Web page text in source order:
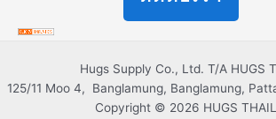
Hugs Supply Co., Ltd. T/A HUGS
125/11 Moo 4, Banglamung, Banglamung,
Copyright © 2026 HUGS